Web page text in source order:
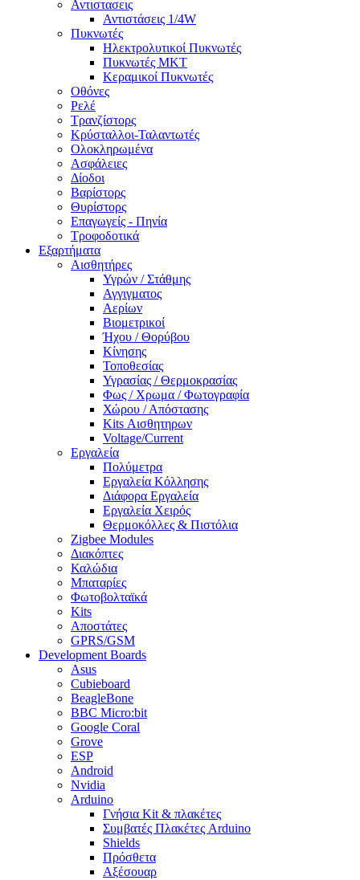
Αντιστασεις
Αντιστάσεις 1/4W
Πυκνωτές
Ηλεκτρολυτικοί Πυκνωτές
Πυκνωτές MKT
Κεραμικοί Πυκνωτές
Οθόνες
Ρελέ
Τρανζίστορς
Κρύσταλλοι-Ταλαντωτές
Ολοκληρωμένα
Ασφάλειες
Δίοδοι
Βαρίστορς
Θυρίστορς
Επαγωγείς - Πηνία
Τροφοδοτικά
Εξαρτήματα
Αισθητήρες
Υγρών / Στάθμης
Αγγιγματος
Αερίων
Βιομετρικοί
Ήχου / Θορύβου
Κίνησης
Τοποθεσίας
Υγρασίας / Θερμοκρασίας
Φως / Χρωμα / Φωτογραφία
Χώρου / Απόστασης
Kits Αισθητηρων
Voltage/Current
Εργαλεία
Πολύμετρα
Εργαλεία Κόλλησης
Διάφορα Εργαλεία
Εργαλεία Χειρός
Θερμοκόλλες & Πιστόλια
Zigbee Modules
Διακόπτες
Καλώδια
Μπαταρίες
Φωτοβολταϊκά
Kits
Αποστάτες
GPRS/GSM
Development Boards
Asus
Cubieboard
BeagleBone
BBC Micro:bit
Google Coral
Grove
ESP
Android
Nvidia
Arduino
Γνήσια Kit & πλακέτες
Συμβατές Πλακέτες Arduino
Shields
Πρόσθετα
Αξέσουαρ